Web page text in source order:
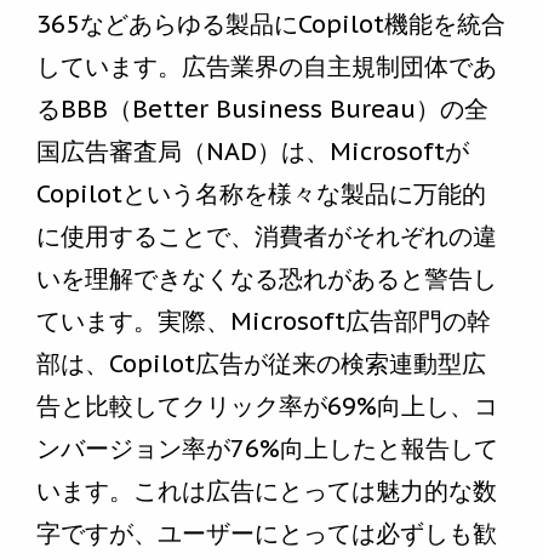
365などあらゆる製品にCopilot機能を統合
しています。広告業界の自主規制団体であ
るBBB（Better Business Bureau）の全
国広告審査局（NAD）は、Microsoftが
Copilotという名称を様々な製品に万能的
に使用することで、消費者がそれぞれの違
いを理解できなくなる恐れがあると警告し
ています。実際、Microsoft広告部門の幹
部は、Copilot広告が従来の検索連動型広
告と比較してクリック率が69%向上し、コ
ンバージョン率が76%向上したと報告して
います。これは広告にとっては魅力的な数
字ですが、ユーザーにとっては必ずしも歓